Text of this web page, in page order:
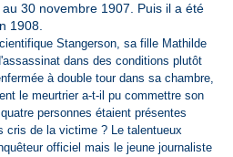
30 novembre 1907. Puis il a été
1908.
Stangerson, sa fille Mathilde
dans des conditions plutôt
à double tour dans sa chambre,
le meurtrier a-t-il pu commettre son
personnes étaient présentes
cris de la victime ? Le talentueux
officiel mais le jeune journaliste